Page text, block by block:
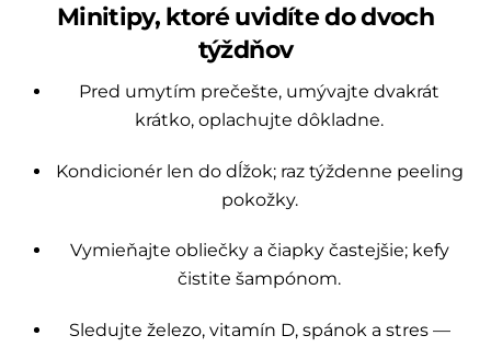
Minitipy, ktoré uvidíte do dvoch
týždňov
Pred umytím prečešte, umývajte dvakrát
krátko, oplachujte dôkladne.
Kondicionér len do dĺžok; raz týždenne peeling
pokožky.
Vymieňajte obliečky a čiapky častejšie; kefy
čistite šampónom.
Sledujte železo, vitamín D, spánok a stres —